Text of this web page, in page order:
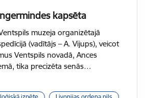
kapsēta
muzeja organizētajā
(vadītājs – A. Vijups), veicot
Ventspils novadā, Ances
tika precizēta senās…